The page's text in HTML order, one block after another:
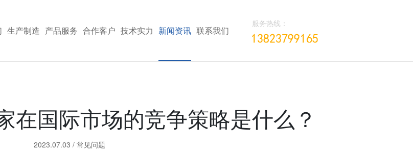
生产制造 产品服务 合作客户 技术实力 新闻资讯 联系我们
服务热线：
在国际市场的竞争策略是什么？
2023.07.03 / 常见问题